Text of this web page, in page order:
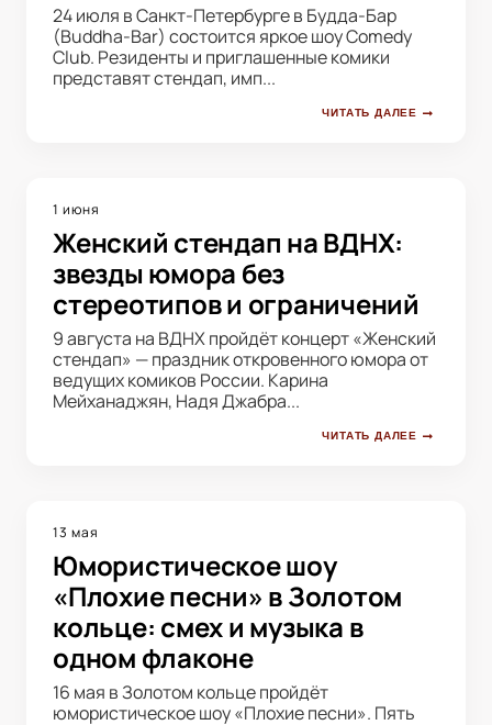
24 июля в Санкт-Петербурге в Будда-Бар
(Buddha-Bar) состоится яркое шоу Comedy
Club. Резиденты и приглашенные комики
представят стендап, имп...
ЧИТАТЬ ДАЛЕЕ
1 июня
Женский стендап на ВДНХ:
звезды юмора без
стереотипов и ограничений
9 августа на ВДНХ пройдёт концерт «Женский
стендап» — праздник откровенного юмора от
ведущих комиков России. Карина
Мейханаджян, Надя Джабра...
ЧИТАТЬ ДАЛЕЕ
13 мая
Юмористическое шоу
«Плохие песни» в Золотом
кольце: смех и музыка в
одном флаконе
16 мая в Золотом кольце пройдёт
юмористическое шоу «Плохие песни». Пять